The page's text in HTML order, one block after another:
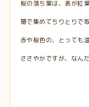
桜の落ち葉は、表が紅
箒で集めてちりとりで
赤や桜色の、とっても
ささやかですが、なん